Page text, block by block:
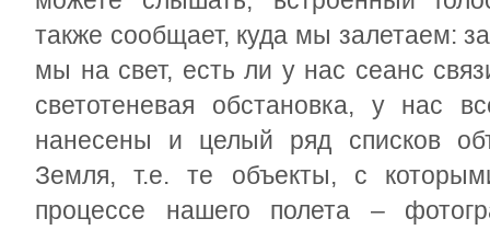
также сообщает, куда мы залетаем:
мы на свет, есть ли у нас сеанс
светотеневая обстановка, у нас
нанесены и целый ряд списков
Земля, т.е. те объекты, с
процессе нашего полета –